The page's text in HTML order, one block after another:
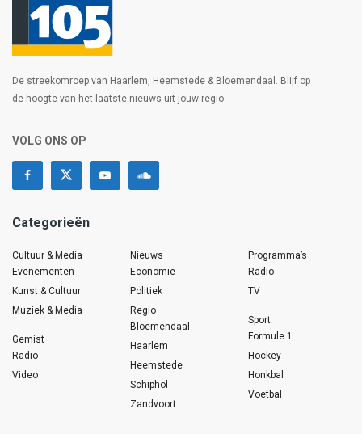
De streekomroep van Haarlem, Heemstede & Bloemendaal. Blijf op
de hoogte van het laatste nieuws uit jouw regio.
VOLG ONS OP
Categorieën
Cultuur & Media
Evenementen
Kunst & Cultuur
Muziek & Media
Gemist
Radio
Video
Nieuws
Economie
Politiek
Regio
Bloemendaal
Haarlem
Heemstede
Schiphol
Zandvoort
Programma’s
Radio
TV
Sport
Formule 1
Hockey
Honkbal
Voetbal